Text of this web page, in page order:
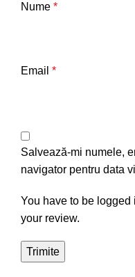
Nume *
Email *
Salvează-mi numele,
navigator pentru data
You have to be logged
your review.